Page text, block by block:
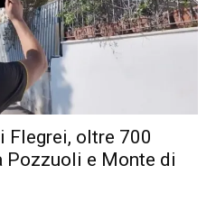
Flegrei, oltre 700
Pozzuoli e Monte di